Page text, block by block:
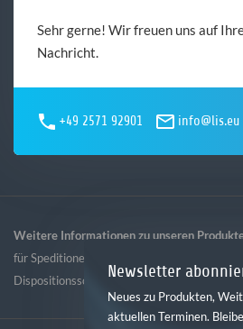
Sehr gerne! Wir freuen uns auf
Nachricht.
+49 2571 92901 info@lis.eu
Weitere Informationen zu unseren
für Speditionen
Dispositionssoftware
Newsletter
Neues zu Produkten,
aktuellen Terminen.